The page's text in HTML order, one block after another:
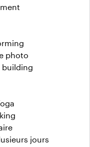
photo
building
jours